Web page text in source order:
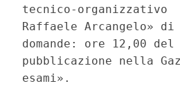
tecnico-
Raffaele Arcangelo»
domande: ore 12,00
pubblicazione nella
esami».